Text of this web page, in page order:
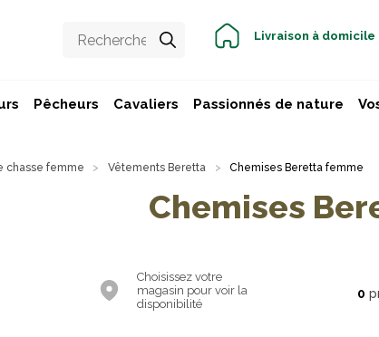
Livraison à domicile
Pêcheurs Cavaliers Passionnés de nature
chasse femme Vêtements Beretta Chemises Beretta femme
Chemises
Choisissez votre
magasin pour voir la
disponibilité
0